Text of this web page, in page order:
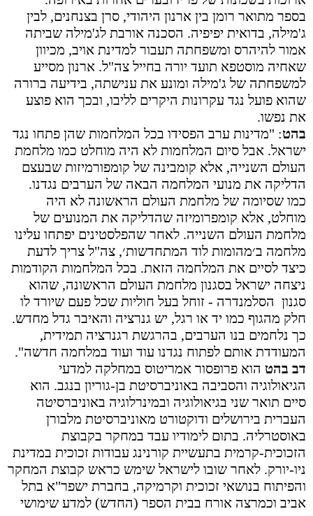
בספר מתואר רומן בין ארנון היהודי, סרן בצנחנים, לבין
ג'מילה, בדואית יפיפיה. הסכנה אורבת לג'מילה שביתה
אמור להיהרס ומשפחתה תעבור למדינת אויב, מכיוון
שאחיה מוסטפא תועד יורה בחייל צה"ל. ארנון מסייע
למשפחתה של ג'מילה ומונע את ענישתה, בידיעה ברורה
שהוא פועל נגד עקרונות היקרים לליבו, ובכך הוא פוצע
את נפשו.
בהט: "מדינות ערב הפסידו בכל המלחמות שהן פתחו נגד
ישראל. אבל סיום המלחמות לא היה מוחלט כמו מלחמת
העולם השנייה, אלא קומבינה של קומפורמיזות שבעצם
הדליקה את מנועי המלחמה הבאה של הערבים נגדנו.
כמו שסיומה של מלחמת העולם הראשונה לא היה
מוחלט, אלא קומפרומיזה שהדליקה את המנועים של
מלחמת העולם השנייה. לאחר שהפלסטינים יפתחו עלינו
מלחמה ב׳מהומות לוד המתחדשות׳, צה"ל צריך לדעת
כיצד לסיים את המלחמה הזאת. בכל המלחמות הקודמות
ניצחה ישראל בסגנון מלחמת העולם הראשונה, שהוא
סגנון הסלמנדרה - זוחל בעל חוליות שכל פעם שיורד לו
חלק מהגוף כמו יד או רגל, יש גנרציה והאיבר גדל מחדש.
כך נלחמים בנו הערבים, בהרגשת רגנרציה תמידית,
המעודדת אותם לפתוח נגדנו עוד ועוד במלחמה חדשה".
דב בהט הוא פרופסור אמריטוס במחלקה למדעי
הגיאולוגיה והסביבה באוניברסיטת בן-גוריון בנגב. הוא
סיים תואר שני בגיאולוגיה ובמינרלוגיה באוניברסיטה
העברית בירושלים ודוקטורט מאוניברסיטת מלבורן
באוסטרליה. בתום לימודיו עבד במחקר בקבוצת
הזכוכית-קרמית בתעשיית קורנינג עבודות זכוכית במדינת
ניו-יורק. לאחר שובו לישראל שימש כראש קבוצת המחקר
והפיתוח בנושאי זכוכית וקרמיקה, בחברת ישפר"א בתל
אביב וכמרצה אורח בבית הספר (החדש) למדע שימושי